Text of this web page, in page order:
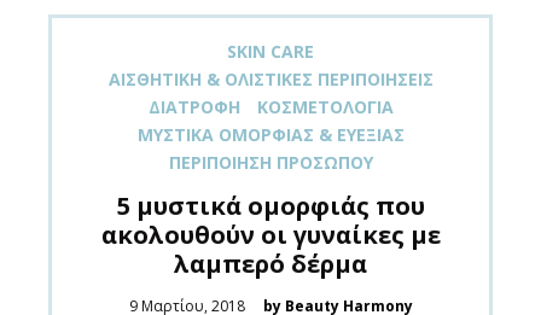
SKIN CARE
ΑΙΣΘΗΤΙΚΉ & ΟΛΙΣΤΙΚΈΣ ΠΕΡΙΠΟΙΉΣΕΙΣ
ΔΙΑΤΡΟΦΉ
ΚΟΣΜΕΤΟΛΟΓΊΑ
ΜΥΣΤΙΚΆ ΟΜΟΡΦΙΆΣ & ΕΥΕΞΊΑΣ
ΠΕΡΙΠΟΊΗΣΗ ΠΡΟΣΏΠΟΥ
5 μυστικά ομορφιάς που
ακολουθούν οι γυναίκες με
λαμπερό δέρμα
Posted
9 Μαρτίου, 2018 by Beauty Harmony